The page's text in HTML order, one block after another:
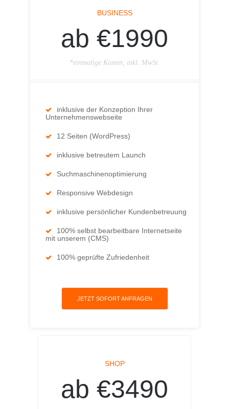
BUSINESS
ab €1990
*einmalige Kosten, inkl. MwSt.
inklusive der Konzeption Ihrer
Unternehmenswebseite
12 Seiten (WordPress)
inklusive betreutem Launch
Suchmaschinenoptimierung
Responsive Webdesign
inklusive persönlicher Kundenbetreuung
100% selbst bearbeitbare Internetseite
mit unserem (CMS)
100% geprüfte Zufriedenheit
JETZT SOFORT ANFRAGEN
SHOP
ab €3490